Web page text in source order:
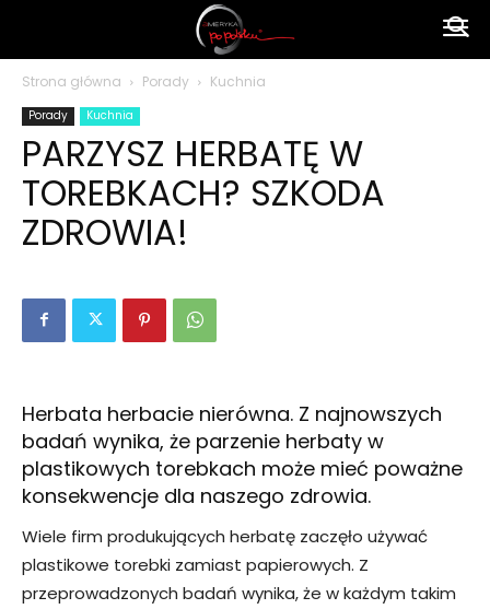
polsku
Strona główna Porady Kuchnia
Porady Kuchnia
PARZYSZ HERBATĘ W
TOREBKACH? SZKODA
ZDROWIA!
Herbata herbacie nierówna. Z najnowszych
badań wynika, że parzenie herbaty w
plastikowych torebkach może mieć poważne
konsekwencje dla naszego zdrowia.
Wiele firm produkujących herbatę zaczęło używać
plastikowe torebki zamiast papierowych. Z
przeprowadzonych badań wynika, że w każdym takim